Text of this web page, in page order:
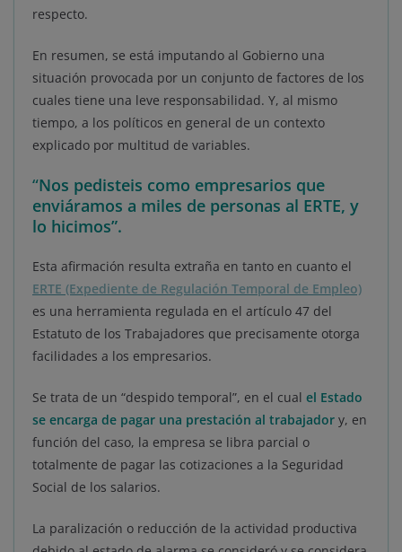
respecto.
En resumen, se está imputando al Gobierno una
situación provocada por un conjunto de factores de los
cuales tiene una leve responsabilidad. Y, al mismo
tiempo, a los políticos en general de un contexto
explicado por multitud de variables.
“Nos pedisteis como empresarios que
enviáramos a miles de personas al ERTE, y
lo hicimos”.
Esta afirmación resulta extraña en tanto en cuanto el
ERTE (Expediente de Regulación Temporal de Empleo)
es una herramienta regulada en el artículo 47 del
Estatuto de los Trabajadores que precisamente otorga
facilidades a los empresarios.
Se trata de un “despido temporal”, en el cual el Estado
se encarga de pagar una prestación al trabajador y, en
función del caso, la empresa se libra parcial o
totalmente de pagar las cotizaciones a la Seguridad
Social de los salarios.
La paralización o reducción de la actividad productiva